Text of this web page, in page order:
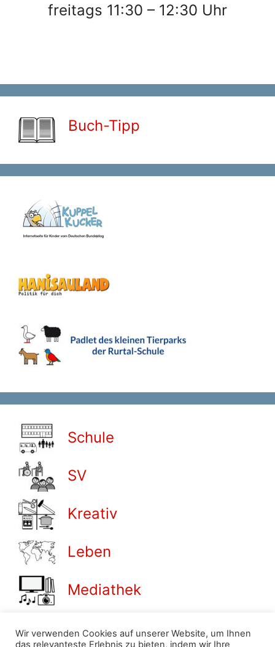
freitags 11:30 – 12:30 Uhr
Buch-Tipp
Schule
SV
Kreativ
Leben
Mediathek
Termine
Wir verwenden Cookies auf unserer Website, um Ihnen
das relevanteste Erlebnis zu bieten, indem wir Ihre